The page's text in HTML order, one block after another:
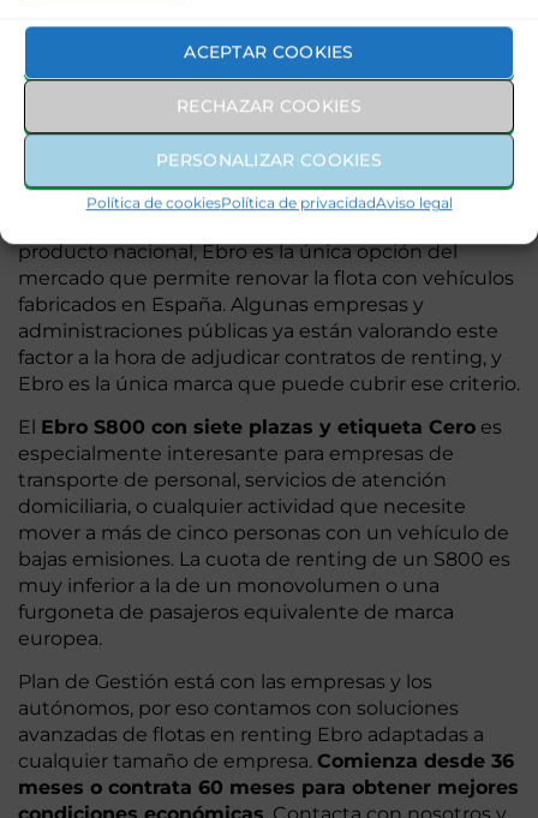
ACEPTAR COOKIES
RECHAZAR COOKIES
PERSONALIZAR COOKIES
Política de cookiesPolítica de privacidadAviso legal
Renting Ebro para
empresas y autónomos
producto nacional, Ebro es la única opción del
mercado que permite renovar la flota con vehículos
fabricados en España. Algunas empresas y
administraciones públicas ya están valorando este
factor a la hora de adjudicar contratos de renting, y
Ebro es la única marca que puede cubrir ese criterio.
El Ebro S800 con siete plazas y etiqueta Cero es
especialmente interesante para empresas de
transporte de personal, servicios de atención
domiciliaria, o cualquier actividad que necesite
mover a más de cinco personas con un vehículo de
bajas emisiones. La cuota de renting de un S800 es
muy inferior a la de un monovolumen o una
furgoneta de pasajeros equivalente de marca
europea.
Plan de Gestión está con las empresas y los
autónomos, por eso contamos con soluciones
avanzadas de flotas en renting Ebro adaptadas a
cualquier tamaño de empresa. Comienza desde 36
meses o contrata 60 meses para obtener mejores
condiciones económicas. Contacta con nosotros y